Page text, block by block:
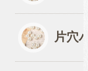
オタ活・推し活
片穴